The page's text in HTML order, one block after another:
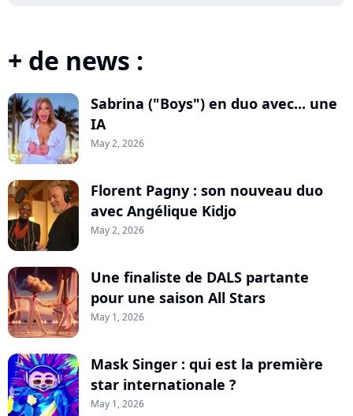
+ de news :
Sabrina ("Boys") en duo avec... une
IA
May 2, 2026
Florent Pagny : son nouveau duo
avec Angélique Kidjo
May 2, 2026
Une finaliste de DALS partante
pour une saison All Stars
May 1, 2026
Mask Singer : qui est la première
star internationale ?
May 1, 2026